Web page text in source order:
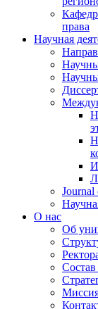
права
Научная
Journal
О нас
Об